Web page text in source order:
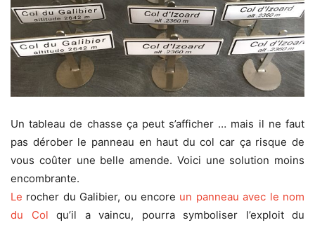
Un tableau de chasse ça peut s’afficher … mais il ne faut
pas dérober le panneau en haut du col car ça risque de
vous coûter une belle amende. Voici une solution moins
encombrante.
Le rocher du Galibier, ou encore un panneau avec le nom
du Col qu’il a vaincu, pourra symboliser l’exploit du